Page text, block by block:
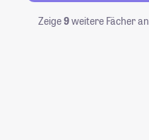
Zeige9weitere Fächer an